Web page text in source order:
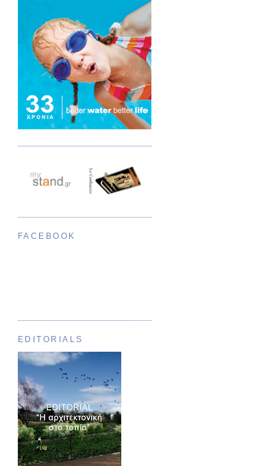
FACEBOOK
EDITORIALS